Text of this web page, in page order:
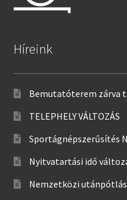
Híreink
Bemutatóterem zárva
TELEPHELY VÁLTOZÁS
Sportágnépszerűsítés
Nyitvatartási idő
Nemzetközi